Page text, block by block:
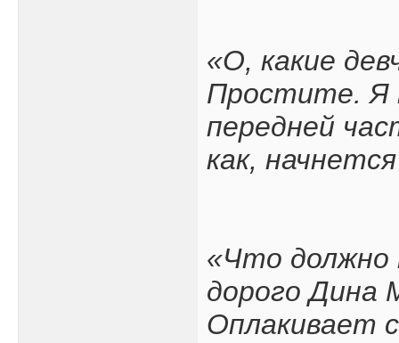
«О, какие
Простите. Я
передней
как,
«Что должно
дорого Дина
Оплакивает